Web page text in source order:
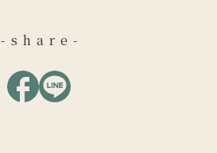
-share-